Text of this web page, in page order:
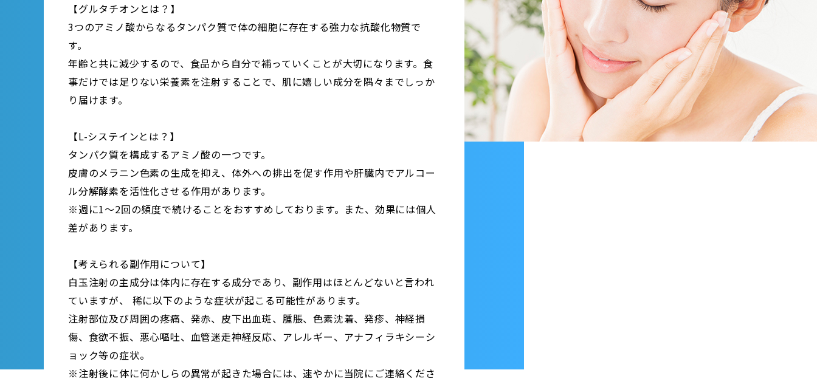
【グルタチオンとは？】
3つのアミノ酸からなるタンパク質で体の細胞に存在する強力な抗酸化物質で
す。
年齢と共に減少するので、食品から自分で補っていくことが大切になります。食
事だけでは足りない栄養素を注射することで、肌に嬉しい成分を隅々までしっか
り届けます。
【L-システインとは？】
タンパク質を構成するアミノ酸の一つです。
皮膚のメラニン色素の生成を抑え、体外への排出を促す作用や肝臓内でアルコー
ル分解酵素を活性化させる作用があります。
※週に1～2回の頻度で続けることをおすすめしております。また、効果には個人
差があります。
【考えられる副作用について】
白玉注射の主成分は体内に存在する成分であり、副作用はほとんどないと言われ
ていますが、 稀に以下のような症状が起こる可能性があります。
注射部位及び周囲の疼痛、発赤、皮下出血斑、腫脹、色素沈着、発疹、神経損
傷、食欲不振、悪心嘔吐、血管迷走神経反応、アレルギー、アナフィラキシーシ
ョック等の症状。
※注射後に体に何かしらの異常が起きた場合には、速やかに当院にご連絡くださ